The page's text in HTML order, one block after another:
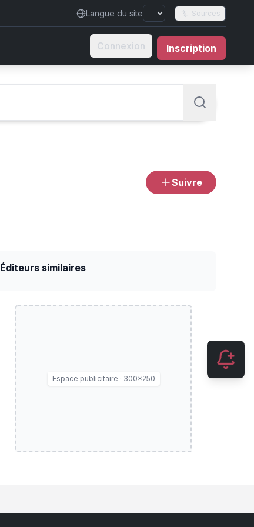
Langue du site Sources
Connexion Inscription
Suivre
Éditeurs similaires
Espace publicitaire · 300×250